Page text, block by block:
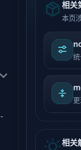
相关
本页
相关